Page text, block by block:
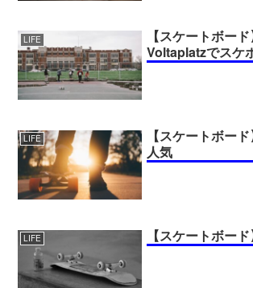
LIFE
【スケートボー
Voltaplatzでスケ
LIFE
【スケートボー
人気
LIFE 【スケートボー